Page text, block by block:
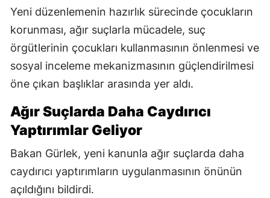
Yeni düzenlemenin hazırlık sürecinde çocukların
korunması, ağır suçlarla mücadele, suç
örgütlerinin çocukları kullanmasının önlenmesi ve
sosyal inceleme mekanizmasının güçlendirilmesi
öne çıkan başlıklar arasında yer aldı.
Ağır Suçlarda Daha Caydırıcı
Yaptırımlar Geliyor
Bakan Gürlek, yeni kanunla ağır suçlarda daha
caydırıcı yaptırımların uygulanmasının önünün
açıldığını bildirdi.